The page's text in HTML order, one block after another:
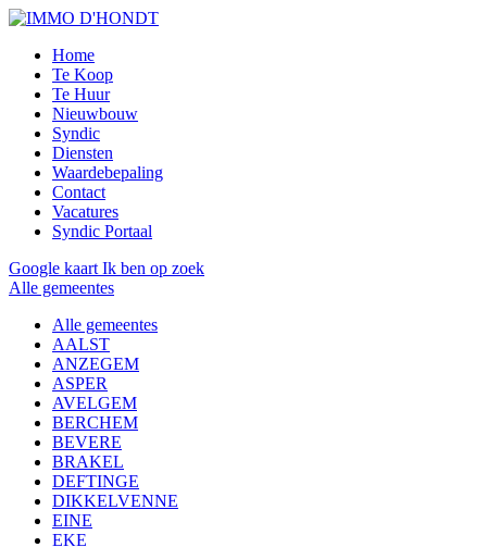
Home
Te Koop
Te Huur
Nieuwbouw
Syndic
Diensten
Waardebepaling
Contact
Vacatures
Syndic Portaal
Google kaart Ik ben op zoek
Alle gemeentes
Alle gemeentes
AALST
ANZEGEM
ASPER
AVELGEM
BERCHEM
BEVERE
BRAKEL
DEFTINGE
DIKKELVENNE
EINE
EKE